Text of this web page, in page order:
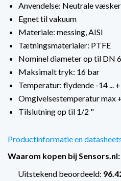
Anvendelse: Neutrale
Egnet til vakuum
Materiale: messing, AISI
Tætningsmaterialer: PTFE
Nominel diameter op til DN
Maksimalt tryk: 16 bar
Temperatur: flydende -14 ...
Omgivelsestemperatur max
Tilslutning op til 1/2 "
Productinformatie en
Waarom kopen bij Sensors.nl:
Uitstekend beoordeeld: